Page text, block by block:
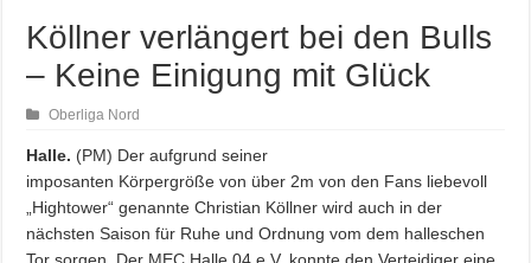
Köllner verlängert bei den Bulls
– Keine Einigung mit Glück
Oberliga Nord
Halle. (PM) Der aufgrund seiner
imposanten Körpergröße von über 2m von den Fans liebevoll
„Hightower“ genannte Christian Köllner wird auch in der
nächsten Saison für Ruhe und Ordnung vom dem halleschen
Tor sorgen. Der MEC Halle 04 e.V. konnte den Verteidiger eine